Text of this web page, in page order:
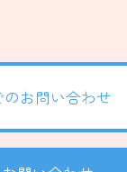
のお問い合わせ